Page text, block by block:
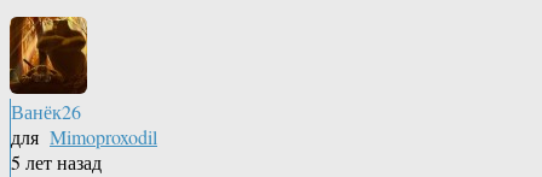
Ванёк26
для Mimoproxodil
5 лет назад